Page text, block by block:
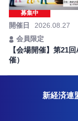
募集中
開催日
2026.08.27
会員限定
【会場開催】第21
催）
新経済連